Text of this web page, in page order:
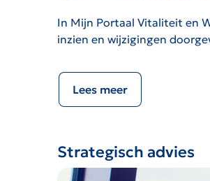
In Mijn Portaal Vitaliteit en
inzien en wijzigingen
Lees meer
Strategisch advies